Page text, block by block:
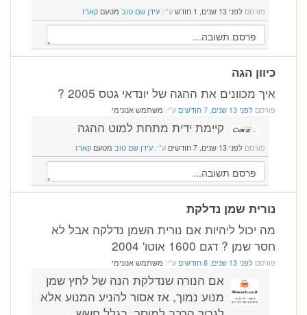
פורסם לפני 13 שנים, 1 חודש ע"י: עידן שם טוב מטעם קארז
כיוון הגה
איך מכוונים את ההגה של יונדאי גטס 2005 ?
פורסם לפני 13 שנים, 7 חודשים ע"י: משתמש אנונימי
קיימת ידית מתחת למוט ההגה
פורסם לפני 13 שנים, 7 חודשים ע"י: עידן שם טוב מטעם קארז
נורית שמן נדלקת
מה יכול ליהיות אם נורית השמן נדלקה אבל לא
חסר שמן ? דגם 1600 אוטו' 2004
פורסם לפני 13 שנים, 8 חודשים ע"י: משתמש אנונימי
אם הנורה שנדלקת הנה של לחץ שמן
מנוע נמוך, אז אסור להניע המנוע אלא